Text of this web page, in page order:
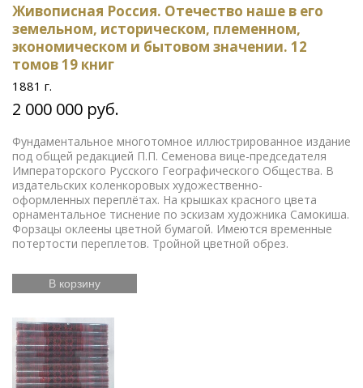
Живописная Россия. Отечество наше в его
земельном, историческом, племенном,
экономическом и бытовом значении. 12
томов 19 книг
1881 г.
2 000 000 руб.
Фундаментальное многотомное иллюстрированное издание
под общей редакцией П.П. Семенова вице-председателя
Императорского Русского Географического Общества. В
издательских коленкоровых художественно-
оформленных переплётах. На крышках красного цвета
орнаментальное тиснение по эскизам художника Самокиша.
Форзацы оклеены цветной бумагой. Имеются временные
потертости переплетов. Тройной цветной обрез.
В корзину